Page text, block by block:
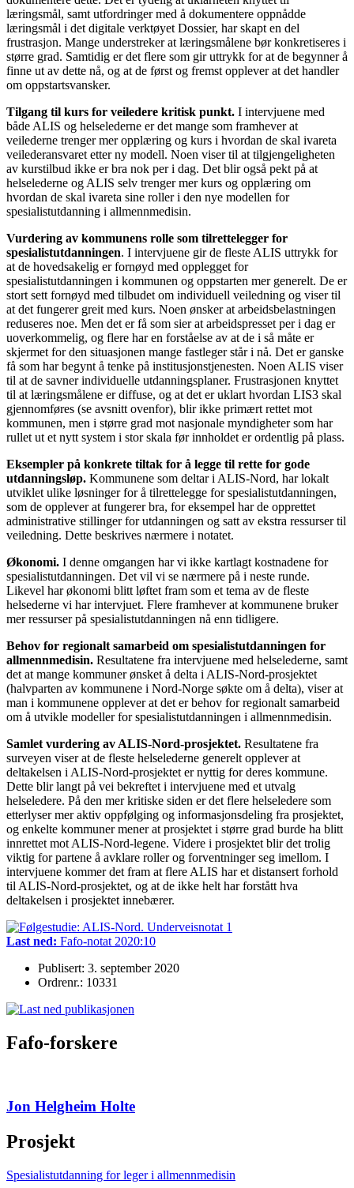
læringsmål, samt utfordringer med å dokumentere oppnådde
læringsmål i det digitale verktøyet Dossier, har skapt en del
frustrasjon. Mange understreker at læringsmålene bør konkretiseres i
større grad. Samtidig er det flere som gir uttrykk for at de begynner å
finne ut av dette nå, og at de først og fremst opplever at det handler
om oppstartsvansker.
Tilgang til kurs for veiledere kritisk punkt. I intervjuene med
både ALIS og helselederne er det mange som framhever at
veilederne trenger mer opplæring og kurs i hvordan de skal ivareta
veilederansvaret etter ny modell. Noen viser til at tilgjengeligheten
av kurstilbud ikke er bra nok per i dag. Det blir også pekt på at
helselederne og ALIS selv trenger mer kurs og opplæring om
hvordan de skal ivareta sine roller i den nye modellen for
spesialistutdanning i allmennmedisin.
Vurdering av kommunens rolle som tilrettelegger for
spesialistutdanningen. I intervjuene gir de fleste ALIS uttrykk for
at de hovedsakelig er fornøyd med opplegget for
spesialistutdanningen i kommunen og oppstarten mer generelt. De er
stort sett fornøyd med tilbudet om individuell veiledning og viser til
at det fungerer greit med kurs. Noen ønsker at arbeidsbelastningen
reduseres noe. Men det er få som sier at arbeidspresset per i dag er
uoverkommelig, og flere har en forståelse av at de i så måte er
skjermet for den situasjonen mange fastleger står i nå. Det er ganske
få som har begynt å tenke på institusjonstjenesten. Noen ALIS viser
til at de savner individuelle utdanningsplaner. Frustrasjonen knyttet
til at læringsmålene er diffuse, og at det er uklart hvordan LIS3 skal
gjennomføres (se avsnitt ovenfor), blir ikke primært rettet mot
kommunen, men i større grad mot nasjonale myndigheter som har
rullet ut et nytt system i stor skala før innholdet er ordentlig på plass.
Eksempler på konkrete tiltak for å legge til rette for gode
utdanningsløp. Kommunene som deltar i ALIS-Nord, har lokalt
utviklet ulike løsninger for å tilrettelegge for spesialistutdanningen,
som de opplever at fungerer bra, for eksempel har de opprettet
administrative stillinger for utdanningen og satt av ekstra ressurser til
veiledning. Dette beskrives nærmere i notatet.
Økonomi. I denne omgangen har vi ikke kartlagt kostnadene for
spesialistutdanningen. Det vil vi se nærmere på i neste runde.
Likevel har økonomi blitt løftet fram som et tema av de fleste
helsederne vi har intervjuet. Flere framhever at kommunene bruker
mer ressurser på spesialistutdanningen nå enn tidligere.
Behov for regionalt samarbeid om spesialistutdanningen for
allmennmedisin. Resultatene fra intervjuene med helselederne, samt
det at mange kommuner ønsket å delta i ALIS-Nord-prosjektet
(halvparten av kommunene i Nord-Norge søkte om å delta), viser at
man i kommunene opplever at det er behov for regionalt samarbeid
om å utvikle modeller for spesialistutdanningen i allmennmedisin.
Samlet vurdering av ALIS-Nord-prosjektet. Resultatene fra
surveyen viser at de fleste helselederne generelt opplever at
deltakelsen i ALIS-Nord-prosjektet er nyttig for deres kommune.
Dette blir langt på vei bekreftet i intervjuene med et utvalg
helseledere. På den mer kritiske siden er det flere helseledere som
etterlyser mer aktiv oppfølging og informasjonsdeling fra prosjektet,
og enkelte kommuner mener at prosjektet i større grad burde ha blitt
innrettet mot ALIS-Nord-legene. Videre i prosjektet blir det trolig
viktig for partene å avklare roller og forventninger seg imellom. I
intervjuene kommer det fram at flere ALIS har et distansert forhold
til ALIS-Nord-prosjektet, og at de ikke helt har forstått hva
deltakelsen i prosjektet innebærer.
Last ned: Fafo-notat 2020:10
Publisert: 3. september 2020
Ordrenr.: 10331
Fafo-forskere
Jon Helgheim Holte
Prosjekt
Spesialistutdanning for leger i allmennmedisin